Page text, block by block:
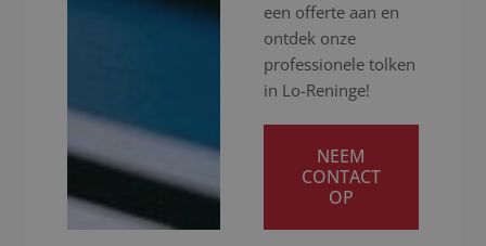
een offerte aan en
ontdek onze
professionele tolken
in Lo-Reninge!
NEEM
CONTACT
OP